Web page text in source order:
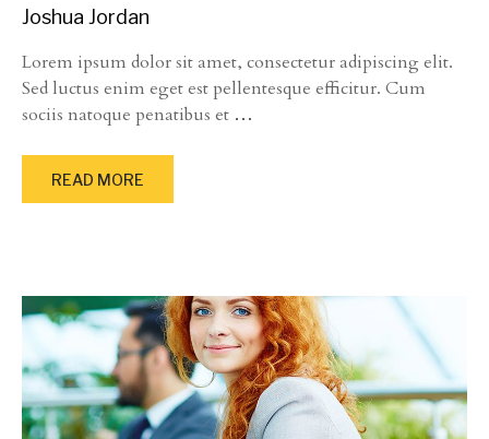
Joshua Jordan
Lorem ipsum dolor sit amet, consectetur adipiscing elit.
Sed luctus enim eget est pellentesque efficitur. Cum
sociis natoque penatibus et …
READ MORE